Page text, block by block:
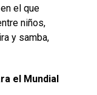
el que
niños,
y samba,
el Mundial